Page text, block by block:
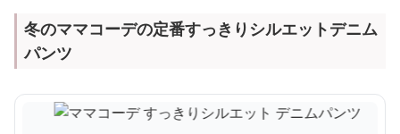
冬のママコーデの定番すっきりシルエットデニム
パンツ